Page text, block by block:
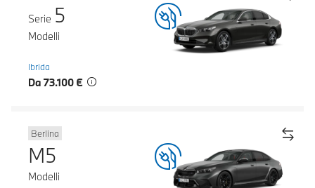
Serie 5
Modelli
Ibrida
Da 73.100 €
Berlina
M5
Modelli